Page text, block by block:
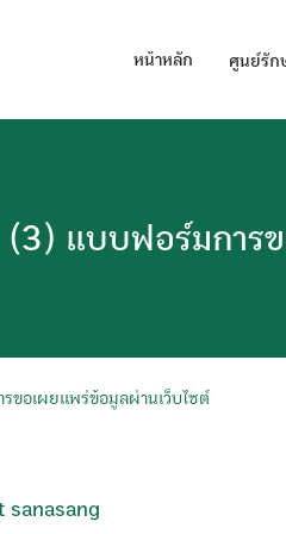
หน้าหลัก ศูนย์รัก
แบบฟอร์มการ
ขอเผยแพร่ข้อมูลผ่านเว็บไซต์
sanasang